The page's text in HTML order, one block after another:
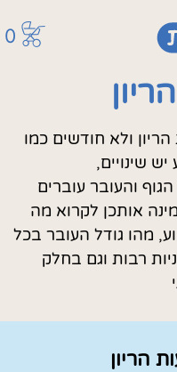
0
ולא חודשים כמו
שינויים,
הגוף והעובר עוברים
אותכן לקרוא מה
מהו גודל העובר בכל
רבות וגם בחלק
הריון